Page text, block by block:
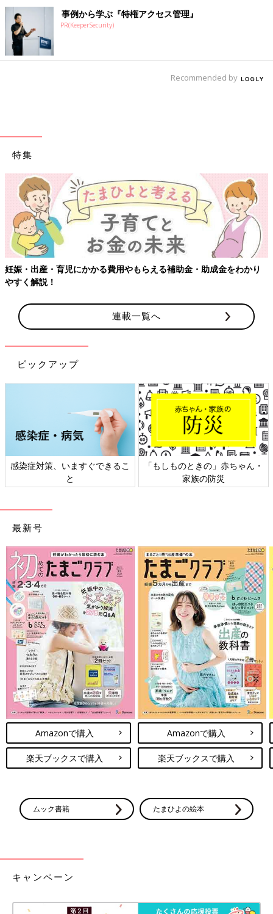
事例から学ぶ『特権アクセス管理』
PR(KeeperSecurity)
Recommended by
特集
妊娠・出産・育児にかかる費用やもらえる補助金・助成金をわかり
やすく解説！
連載一覧へ
ピックアップ
感染症対策、いますぐできるこ
と
「もしものときの」赤ちゃん・
家族の防災
最新号
Amazonで購入
楽天ブックスで購入
Amazonで購入
楽天ブックスで購入
ムック書籍 たまひよの絵本
キャンペーン